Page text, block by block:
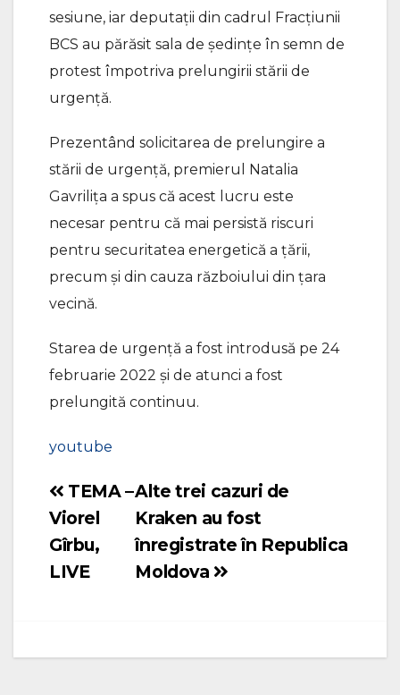
sesiune, iar deputații din cadrul Fracțiunii
BCS au părăsit sala de ședințe în semn de
protest împotriva prelungirii stării de
urgență.
Prezentând solicitarea de prelungire a
stării de urgență, premierul Natalia
Gavrilița a spus că acest lucru este
necesar pentru că mai persistă riscuri
pentru securitatea energetică a țării,
precum și din cauza războiului din țara
vecină.
Starea de urgență a fost introdusă pe 24
februarie 2022 și de atunci a fost
prelungită continuu.
youtube
Navigare
în
articole
Alte trei cazuri de
Kraken au fost
înregistrate în Republica
Moldova
TEMA –
Viorel
Gîrbu,
LIVE